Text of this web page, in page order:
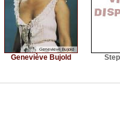
Geneviève Bujold